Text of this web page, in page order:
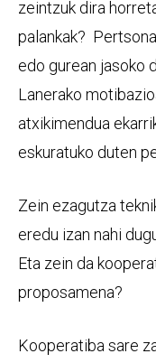
zeintzuk dira
palankak?
edo gurean jasoko
Lanerako
atxikimendua
eskuratuko duten
Zein ezagutza
eredu izan nahi
Eta zein da
proposamena?
Kooperatiba sare